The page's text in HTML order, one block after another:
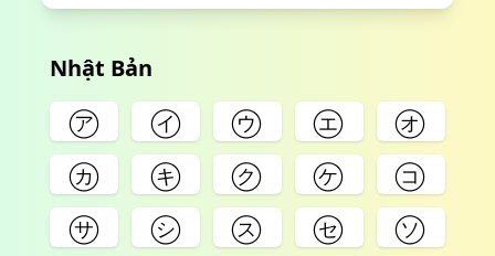
Nhật Bản
㋐ ㋑ ㋒ ㋓
㋔
㋕
㋖ ㋗ ㋘
㋙
㋚
㋛ ㋜ ㋝
㋞